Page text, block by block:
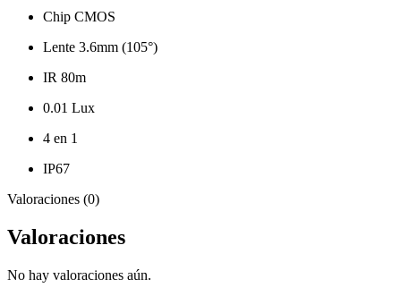
Chip CMOS
Lente 3.6mm (105°)
IR 80m
0.01 Lux
4 en 1
IP67
Valoraciones (0)
Valoraciones
No hay valoraciones aún.